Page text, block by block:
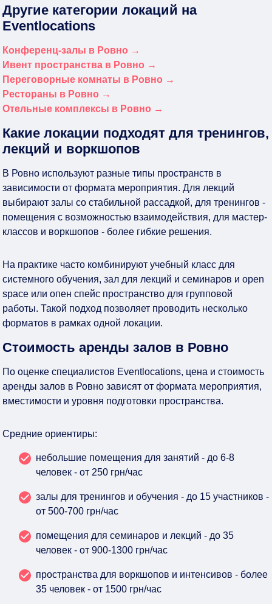
Другие категории локаций на
Eventlocations
Конференц-залы в Ровно →
Ивент пространства в Ровно →
Переговорные комнаты в Ровно →
Рестораны в Ровно →
Отельные комплексы в Ровно →
Какие локации подходят для тренингов,
лекций и воркшопов
В Ровно используют разные типы пространств в
зависимости от формата мероприятия. Для лекций
выбирают залы со стабильной рассадкой, для тренингов -
помещения с возможностью взаимодействия, для мастер-
классов и воркшопов - более гибкие решения.
На практике часто комбинируют учебный класс для
системного обучения, зал для лекций и семинаров и open
space или опен спейс пространство для групповой
работы. Такой подход позволяет проводить несколько
форматов в рамках одной локации.
Стоимость аренды залов в Ровно
По оценке специалистов Eventlocations, цена и стоимость
аренды залов в Ровно зависят от формата мероприятия,
вместимости и уровня подготовки пространства.
Средние ориентиры:
небольшие помещения для занятий - до 6-8
человек - от 250 грн/час
залы для тренингов и обучения - до 15 участников -
от 500-700 грн/час
помещения для семинаров и лекций - до 35
человек - от 900-1300 грн/час
пространства для воркшопов и интенсивов - более
35 человек - от 1500 грн/час